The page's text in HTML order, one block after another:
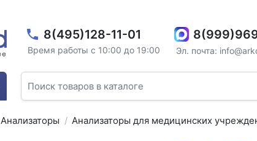
8(495)128-11-01
Время работы с 10:00 до 19:00 Эл. почта:
Анализаторы Анализаторы для медицинских